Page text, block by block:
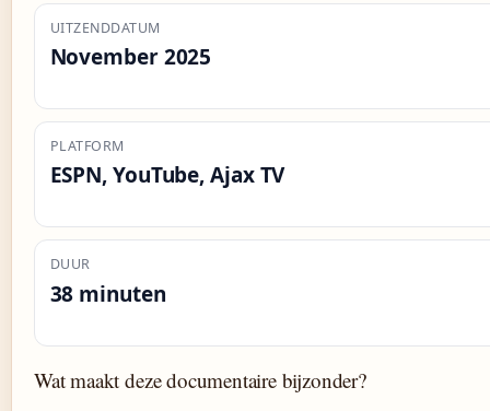
UITZENDDATUM
November 2025
PLATFORM
ESPN, YouTube, Ajax TV
DUUR
38 minuten
Wat maakt deze documentaire bijzonder?